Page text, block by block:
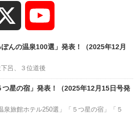
Channel
んの温泉100選」発表！（2025年12月
呂、３位道後
つ星の宿」発表！（2025年12月15日号発
泉旅館ホテル250選」「５つ星の宿」「５